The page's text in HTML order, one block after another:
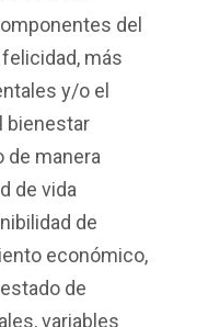
del
más
y/o el
bienestar
de manera
de vida
de
económico,
de
variables